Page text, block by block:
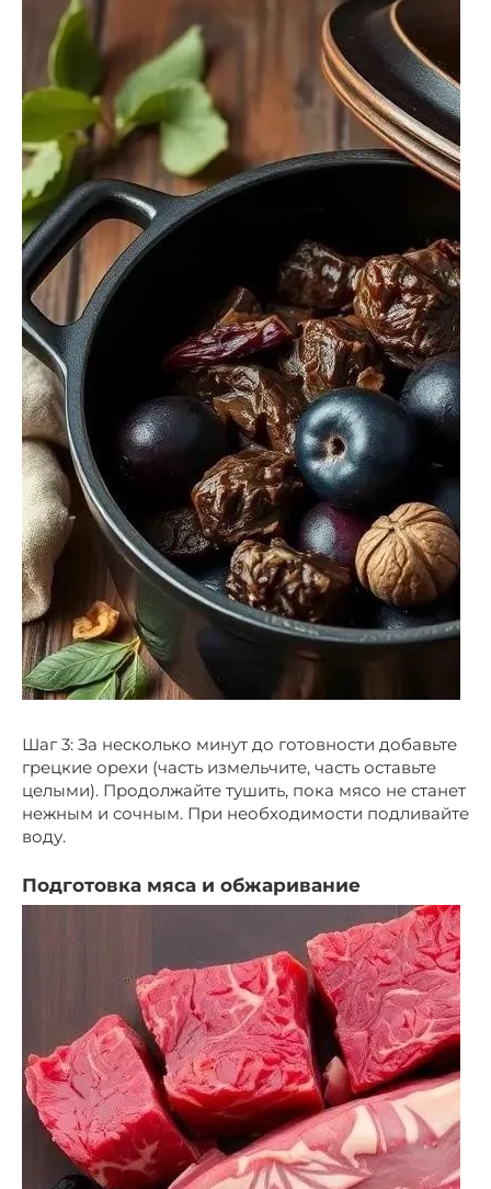
Шаг 3: За несколько минут до готовности добавьте
грецкие орехи (часть измельчите, часть оставьте
целыми). Продолжайте тушить, пока мясо не станет
нежным и сочным. При необходимости подливайте
воду.
Подготовка мяса и обжаривание